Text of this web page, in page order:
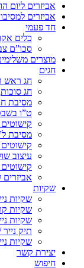
אביזרים ליום
אביזרים
חד פעמי
כלים
סכו”ם
מוצרים
חגים
חג ראש
חג סוכות
מסיבת
ט”ו
מסיבת
עיצוב
קישוטים
שקיות
שקיות
שקיות
שקיות
תיק
שקיות
יצירת קשר
חיפוש